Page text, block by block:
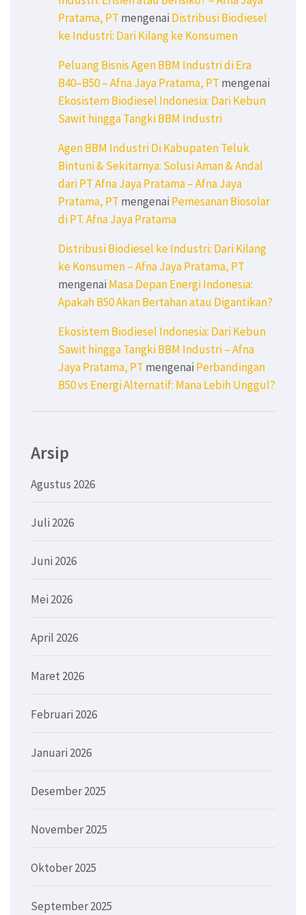
Pratama, PT mengenai Distribusi Biodiesel
ke Industri: Dari Kilang ke Konsumen
Peluang Bisnis Agen BBM Industri di Era
B40–B50 – Afna Jaya Pratama, PT mengenai
Ekosistem Biodiesel Indonesia: Dari Kebun
Sawit hingga Tangki BBM Industri
Agen BBM Industri Di Kabupaten Teluk
Bintuni & Sekitarnya: Solusi Aman & Andal
dari PT Afna Jaya Pratama – Afna Jaya
Pratama, PT mengenai Pemesanan Biosolar
di PT. Afna Jaya Pratama
Distribusi Biodiesel ke Industri: Dari Kilang
ke Konsumen – Afna Jaya Pratama, PT
mengenai Masa Depan Energi Indonesia:
Apakah B50 Akan Bertahan atau Digantikan?
Ekosistem Biodiesel Indonesia: Dari Kebun
Sawit hingga Tangki BBM Industri – Afna
Jaya Pratama, PT mengenai Perbandingan
B50 vs Energi Alternatif: Mana Lebih Unggul?
Arsip
Agustus 2026
Juli 2026
Juni 2026
Mei 2026
April 2026
Maret 2026
Februari 2026
Januari 2026
Desember 2025
November 2025
Oktober 2025
September 2025